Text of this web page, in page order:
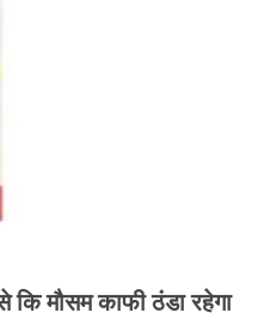
मौसम काफी ठंडा रहेगा